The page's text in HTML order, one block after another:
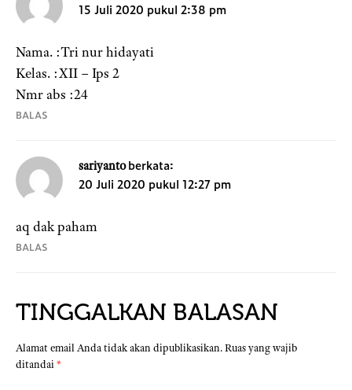
15 Juli 2020 pukul 2:38 pm
Nama. :Tri nur hidayati
Kelas. :XII – Ips 2
Nmr abs :24
BALAS
sariyanto berkata:
20 Juli 2020 pukul 12:27 pm
aq dak paham
BALAS
TINGGALKAN BALASAN
Alamat email Anda tidak akan dipublikasikan.Ruas yang wajib
ditandai*